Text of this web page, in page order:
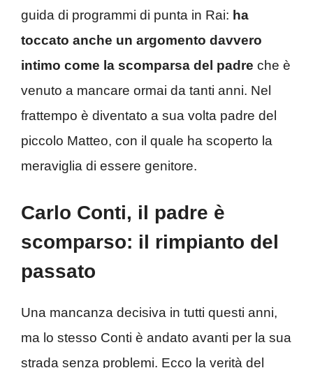
guida di programmi di punta in Rai: ha
toccato anche un argomento davvero
intimo come la scomparsa del padre che è
venuto a mancare ormai da tanti anni. Nel
frattempo è diventato a sua volta padre del
piccolo Matteo, con il quale ha scoperto la
meraviglia di essere genitore.
Carlo Conti, il padre è
scomparso: il rimpianto del
passato
Una mancanza decisiva in tutti questi anni,
ma lo stesso Conti è andato avanti per la sua
strada senza problemi. Ecco la verità del